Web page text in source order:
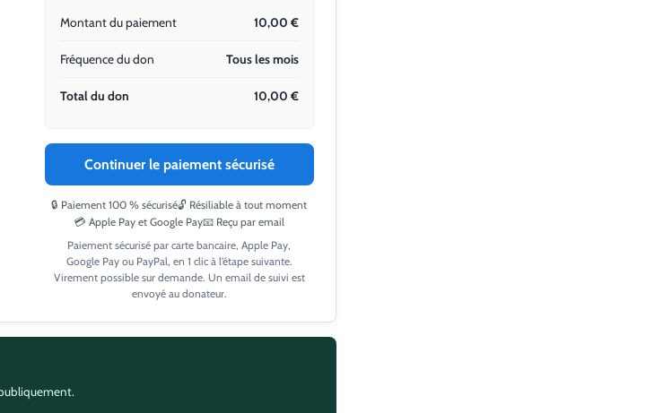
Montant du paiement 10,00 €
Fréquence du don Tous les mois
Total du don 10,00 €
Continuer le paiement sécurisé
🔒 Paiement 100 % sécurisé🔓 Résiliable à tout moment
💳 Apple Pay et Google Pay📧 Reçu par email
Paiement sécurisé par carte bancaire, Apple Pay,
Google Pay ou PayPal, en 1 clic à l’étape suivante.
Virement possible sur demande. Un email de suivi est
envoyé au donateur.